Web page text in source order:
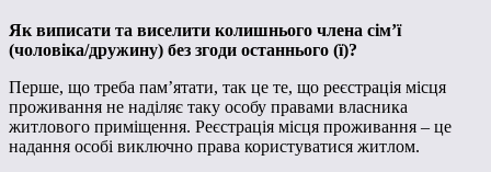
Як виписати та виселити колишнього члена сім’ї
(чоловіка/дружину) без згоди останнього (ї)?
Перше, що треба пам’ятати, так це те, що реєстрація місця
проживання не наділяє таку особу правами власника
житлового приміщення. Реєстрація місця проживання – це
надання особі виключно права користуватися житлом.